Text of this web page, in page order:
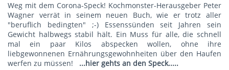
Weg mit dem Corona-Speck! Kochmonster-Herausgeber Peter
Wagner verrät in seinem neuen Buch, wie er trotz aller
"beruflich bedingten" ;-) Essenssünden seit Jahren sein
Gewicht halbwegs stabil hält. Ein Muss für alle, die schnell
mal ein paar Kilos abspecken wollen, ohne ihre
liebgewonnenen Ernährungsgewohnheiten über den Haufen
werfen zu müssen!
...hier gehts an den Speck.....